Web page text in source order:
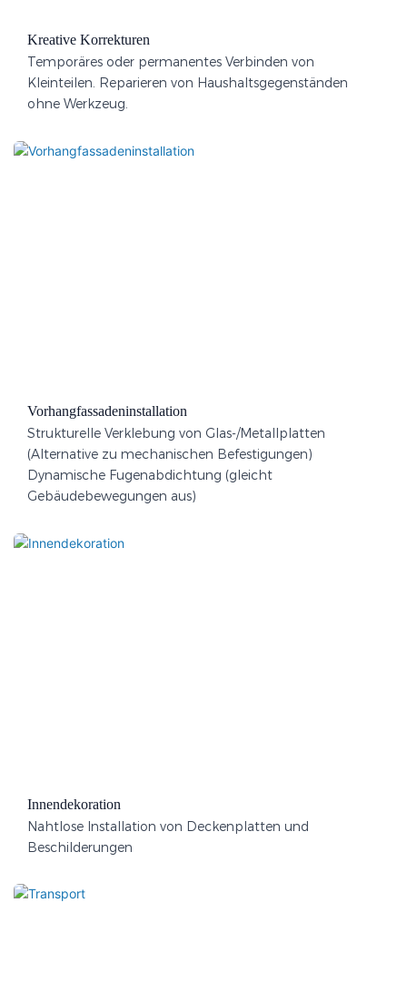
Kreative Korrekturen
Temporäres oder permanentes Verbinden von
Kleinteilen. Reparieren von Haushaltsgegenständen
ohne Werkzeug.
Vorhangfassadeninstallation
Strukturelle Verklebung von Glas-/Metallplatten
(Alternative zu mechanischen Befestigungen)
Dynamische Fugenabdichtung (gleicht
Gebäudebewegungen aus)
Innendekoration
Nahtlose Installation von Deckenplatten und
Beschilderungen